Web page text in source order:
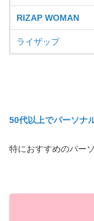
RIZAP WOMAN
ライザップ
50代以上でパーソナ
特におすすめのパー